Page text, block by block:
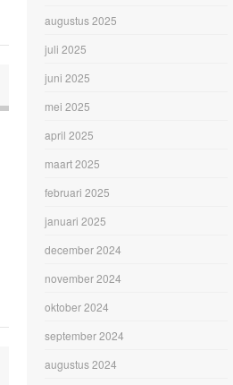
augustus 2025
juli 2025
juni 2025
mei 2025
april 2025
maart 2025
februari 2025
januari 2025
december 2024
november 2024
oktober 2024
september 2024
augustus 2024